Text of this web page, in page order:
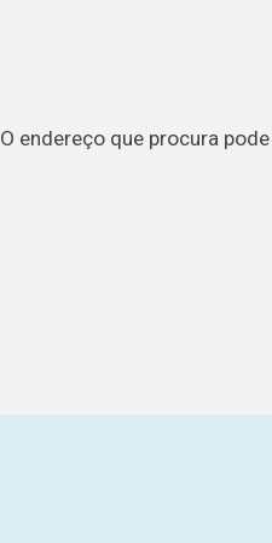
O endereço que procura